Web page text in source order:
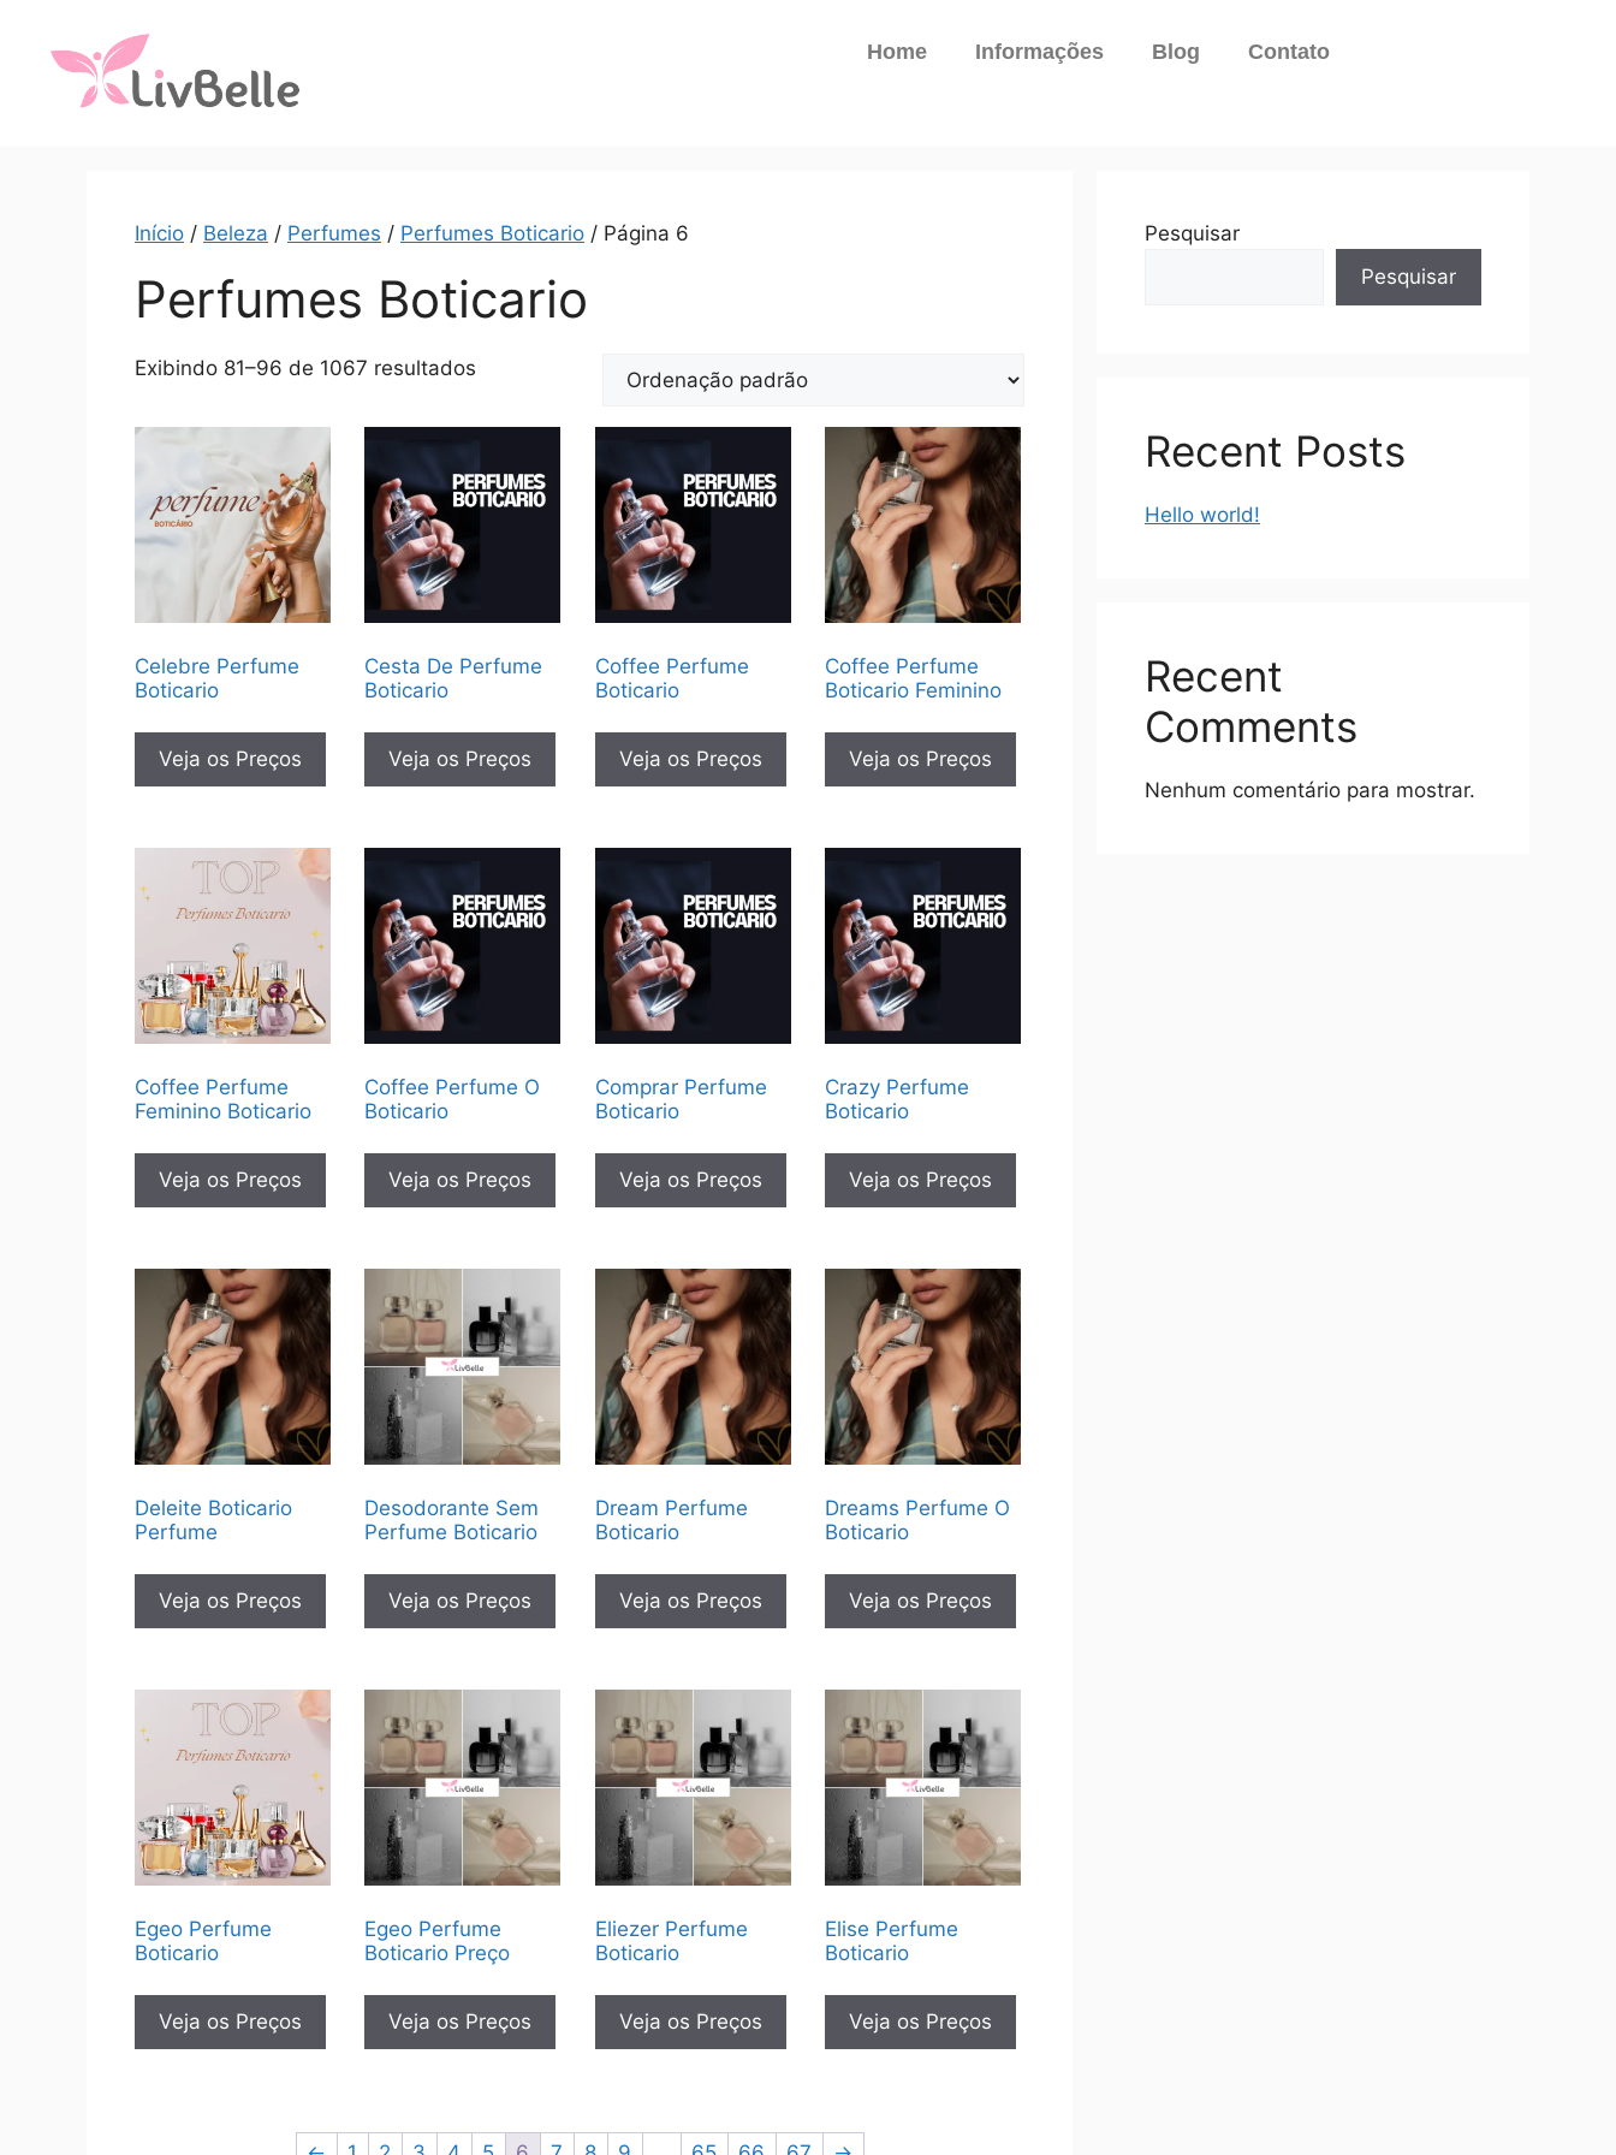
Home Informações Blog Contato
Início / Beleza / Perfumes / Perfumes Boticario / Página 6
Perfumes Boticario
Exibindo 81–96 de 1067 resultados
Celebre Perfume
Boticario
Veja os Preços
Cesta De Perfume
Boticario
Veja os Preços
Coffee Perfume
Boticario
Veja os Preços
Coffee Perfume
Boticario Feminino
Veja os Preços
Coffee Perfume
Feminino Boticario
Veja os Preços
Coffee Perfume O
Boticario
Veja os Preços
Comprar Perfume
Boticario
Veja os Preços
Crazy Perfume
Boticario
Veja os Preços
Deleite Boticario
Perfume
Veja os Preços
Desodorante Sem
Perfume Boticario
Veja os Preços
Dream Perfume
Boticario
Veja os Preços
Dreams Perfume O
Boticario
Veja os Preços
Egeo Perfume
Boticario
Veja os Preços
Egeo Perfume
Boticario Preço
Veja os Preços
Eliezer Perfume
Boticario
Veja os Preços
Elise Perfume
Boticario
Veja os Preços
Pesquisar
Pesquisar
Recent Posts
Hello world!
Recent
Comments
Nenhum comentário para mostrar.